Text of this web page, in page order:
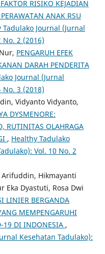
RISIKO KEJADIAN
ANAK RSU
Tadulako Journal (Jurnal
No. 2 (2016)
PENGARUH EFEK
DARAH PENDERITA
Journal (Jurnal
No. 3 (2018)
Vidyanto Vidyanto,
DYSMENORE:
RUTINITAS OLAHRAGA
, Healthy Tadulako
Vol. 10 No. 2
Hikmayanti
Eka Dyastuti, Rosa Dwi
LINIER BERGANDA
MEMPENGARUHI
19 DI INDONESIA ,
Kesehatan Tadulako):